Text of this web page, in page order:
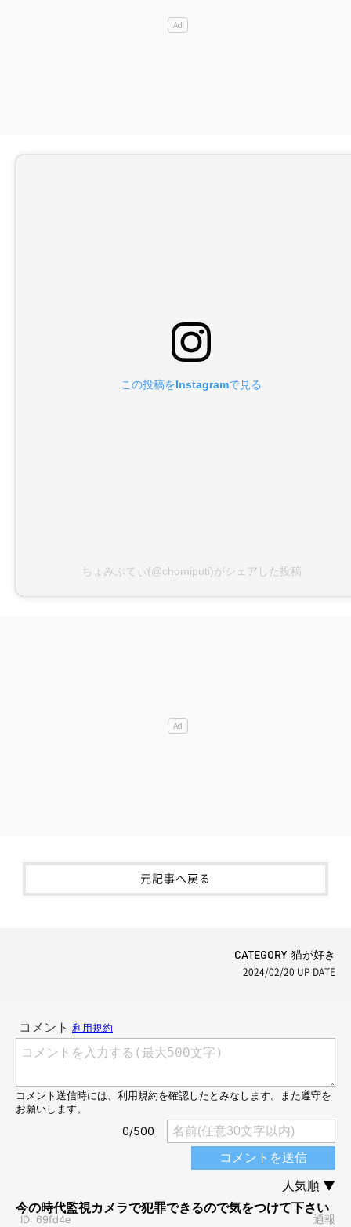
この投稿をInstagramで見る
ちょみぷてぃ(@chomiputi)がシェアした投稿
元記事へ戻る
CATEGORY 猫が好き
2024/02/20 UP DATE